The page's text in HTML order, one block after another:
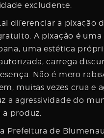
excludente.
diferenciar a pixação
A pixação é uma
uma estética
carrega
Não é mero
muitas vezes crua e
a agressividade do
produz.
Prefeitura de